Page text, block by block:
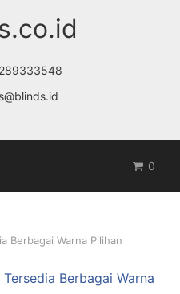
0
Berbagai Warna Pilihan